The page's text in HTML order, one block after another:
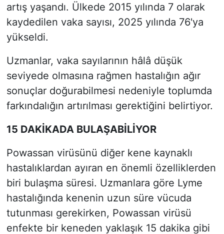
artış yaşandı. Ülkede 2015 yılında 7 olarak
kaydedilen vaka sayısı, 2025 yılında 76'ya
yükseldi.
Uzmanlar, vaka sayılarının hâlâ düşük
seviyede olmasına rağmen hastalığın ağır
sonuçlar doğurabilmesi nedeniyle toplumda
farkındalığın artırılması gerektiğini belirtiyor.
15 DAKİKADA BULAŞABİLİYOR
Powassan virüsünü diğer kene kaynaklı
hastalıklardan ayıran en önemli özelliklerden
biri bulaşma süresi. Uzmanlara göre Lyme
hastalığında kenenin uzun süre vücuda
tutunması gerekirken, Powassan virüsü
enfekte bir keneden yaklaşık 15 dakika gibi